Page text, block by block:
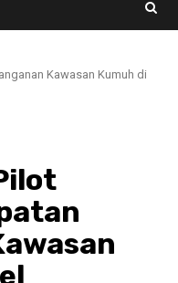
Kawasan Kumuh di